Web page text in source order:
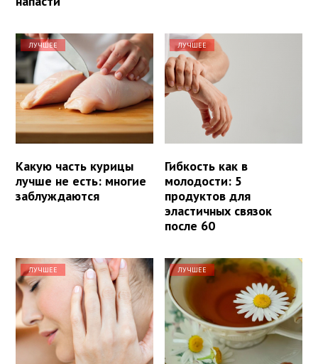
ЛУЧШЕЕ
Какую часть курицы
лучше не есть: многие
заблуждаются
ЛУЧШЕЕ
Гибкость как в
молодости: 5
продуктов для
эластичных связок
после 60
ЛУЧШЕЕ ЛУЧШЕЕ